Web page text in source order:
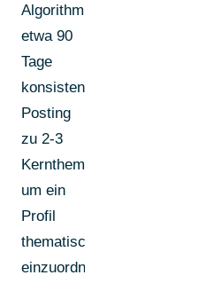
Algorithmus
etwa 90
Tage
konsistentes
Posting
zu 2-3
Kernthemen,
um ein
Profil
thematisch
einzuordnen